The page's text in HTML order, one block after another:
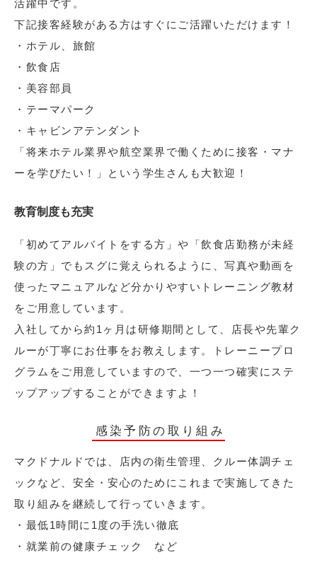
活躍中です。
下記接客経験がある方はすぐにご活躍いただけます！
・ホテル、旅館
・飲食店
・美容部員
・テーマパーク
・キャビンアテンダント
「将来ホテル業界や航空業界で働くために接客・マナ
ーを学びたい！」という学生さんも大歓迎！
教育制度も充実
「初めてアルバイトをする方」や「飲食店勤務が未経
験の方」でもスグに覚えられるように、写真や動画を
使ったマニュアルなど分かりやすいトレーニング教材
をご用意しています。
入社してから約1ヶ月は研修期間として、店長や先輩ク
ルーが丁寧にお仕事をお教えします。トレーニープロ
グラムをご用意していますので、一つ一つ確実にステ
ップアップすることができますよ！
感染予防の取り組み
マクドナルドでは、店内の衛生管理、クルー体調チェ
ックなど、安全・安心のためにこれまで実施してきた
取り組みを継続して行っていきます。
・最低1時間に1度の手洗い徹底
・就業前の健康チェック など